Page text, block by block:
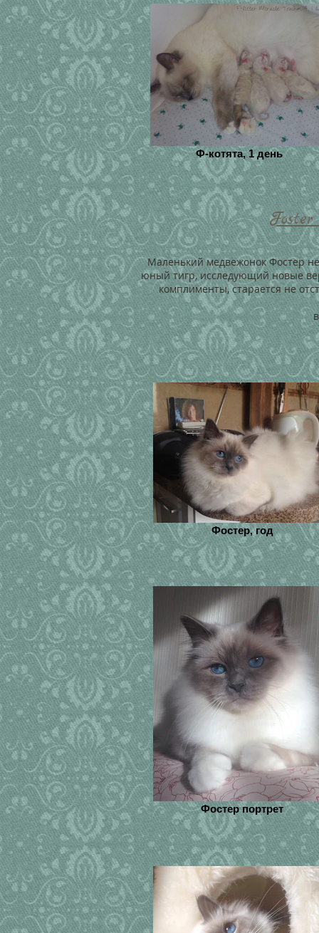
Ф-котята, 1 день
Маленький медвежонок Фостер
юный тигр, исследующий новые
комплименты, старается не
Фостер, год
Фостер портрет